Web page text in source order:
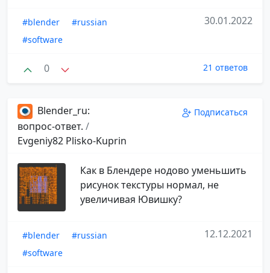
#blender
#russian
#software
30.01.2022
0 21 ответов
Blender_ru:
вопрос-ответ. /
Evgeniy82 Plisko-Kuprin
Подписаться
Как в Блендере нодово уменьшить
рисунок текстуры нормал, не
увеличивая Ювишку?
#blender
#russian
#software
12.12.2021